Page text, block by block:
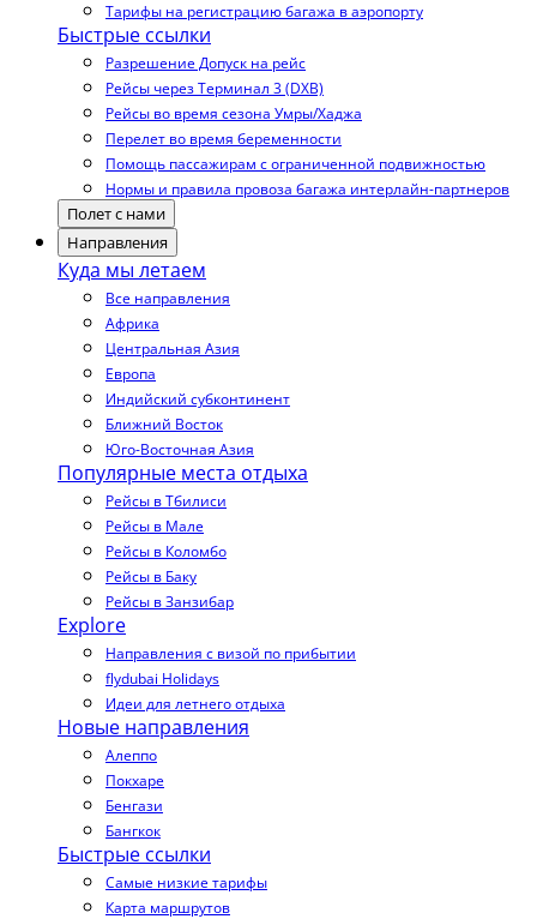
Тарифы на регистрацию багажа в аэропорту
Быстрые ссылки
Разрешение Допуск на рейс
Рейсы через Терминал 3 (DXB)
Рейсы во время сезона Умры/Хаджа
Перелет во время беременности
Помощь пассажирам с ограниченной подвижностью
Нормы и правила провоза багажа интерлайн-партнеров
Полет с нами
Направления
Куда мы летаем
Все направления
Африка
Центральная Азия
Европа
Индийский субконтинент
Ближний Восток
Юго-Восточная Азия
Популярные места отдыха
Рейсы в Тбилиси
Рейсы в Мале
Рейсы в Коломбо
Рейсы в Баку
Рейсы в Занзибар
Explore
Направления с визой по прибытии
flydubai Holidays
Идеи для летнего отдыха
Новые направления
Алеппо
Покхаре
Бенгази
Бангкок
Быстрые ссылки
Самые низкие тарифы
Карта маршрутов